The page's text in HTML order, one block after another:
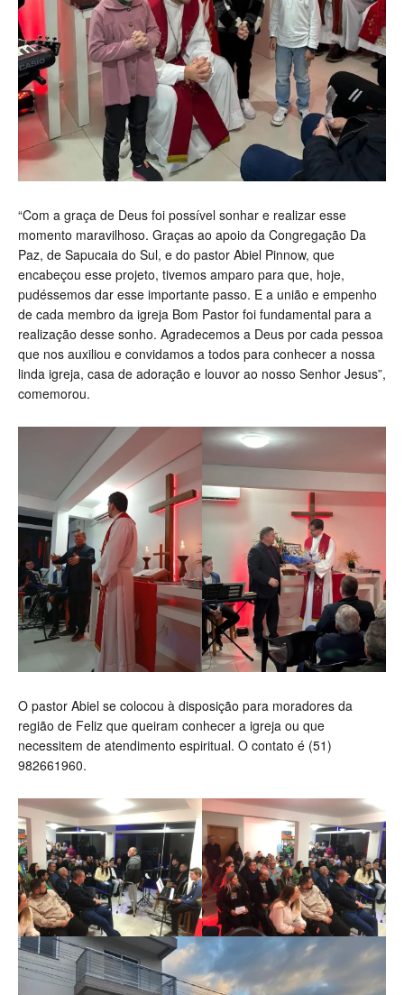
“Com a graça de Deus foi possível sonhar e realizar esse
momento maravilhoso. Graças ao apoio da Congregação Da
Paz, de Sapucaia do Sul, e do pastor Abiel Pinnow, que
encabeçou esse projeto, tivemos amparo para que, hoje,
pudéssemos dar esse importante passo. E a união e empenho
de cada membro da igreja Bom Pastor foi fundamental para a
realização desse sonho. Agradecemos a Deus por cada pessoa
que nos auxiliou e convidamos a todos para conhecer a nossa
linda igreja, casa de adoração e louvor ao nosso Senhor Jesus”,
comemorou.
O pastor Abiel se colocou à disposição para moradores da
região de Feliz que queiram conhecer a igreja ou que
necessitem de atendimento espiritual. O contato é (51)
982661960.